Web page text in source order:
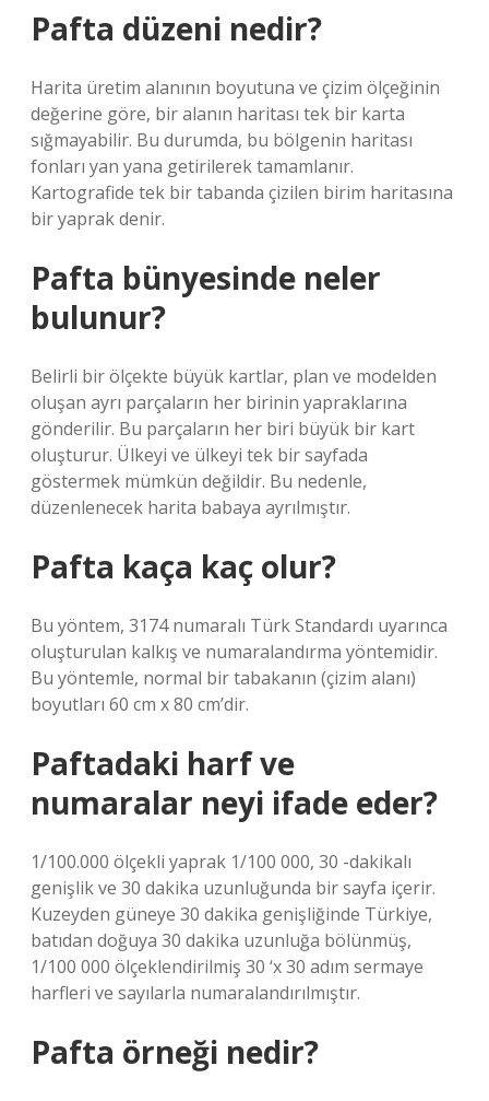
Pafta düzeni nedir?
Harita üretim alanının boyutuna ve çizim ölçeğinin
değerine göre, bir alanın haritası tek bir karta
sığmayabilir. Bu durumda, bu bölgenin haritası
fonları yan yana getirilerek tamamlanır.
Kartografide tek bir tabanda çizilen birim haritasına
bir yaprak denir.
Pafta bünyesinde neler
bulunur?
Belirli bir ölçekte büyük kartlar, plan ve modelden
oluşan ayrı parçaların her birinin yapraklarına
gönderilir. Bu parçaların her biri büyük bir kart
oluşturur. Ülkeyi ve ülkeyi tek bir sayfada
göstermek mümkün değildir. Bu nedenle,
düzenlenecek harita babaya ayrılmıştır.
Pafta kaça kaç olur?
Bu yöntem, 3174 numaralı Türk Standardı uyarınca
oluşturulan kalkış ve numaralandırma yöntemidir.
Bu yöntemle, normal bir tabakanın (çizim alanı)
boyutları 60 cm x 80 cm’dir.
Paftadaki harf ve
numaralar neyi ifade eder?
1/100.000 ölçekli yaprak 1/100 000, 30 -dakikalı
genişlik ve 30 dakika uzunluğunda bir sayfa içerir.
Kuzeyden güneye 30 dakika genişliğinde Türkiye,
batıdan doğuya 30 dakika uzunluğa bölünmüş,
1/100 000 ölçeklendirilmiş 30 ‘x 30 adım sermaye
harfleri ve sayılarla numaralandırılmıştır.
Pafta örneği nedir?